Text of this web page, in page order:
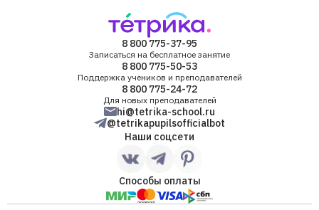
8 800 775-37-95
Записаться на бесплатное занятие
8 800 775-50-53
Поддержка учеников и преподавателей
8 800 775-24-72
Для новых преподавателей
hi@tetrika-school.ru
@tetrikapupilsofficialbot
Наши соцсети
Способы оплаты